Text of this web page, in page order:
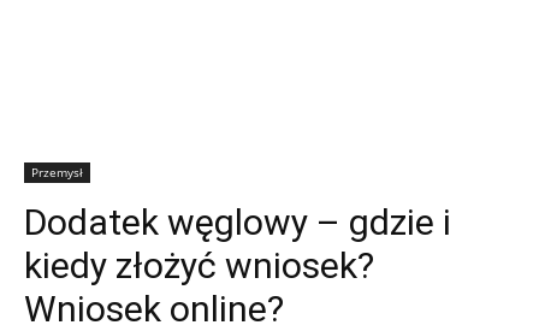
Przemysł
Dodatek węglowy – gdzie i
kiedy złożyć wniosek?
Wniosek online?